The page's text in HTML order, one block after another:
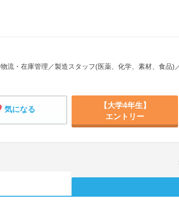
物流・在庫管理 ／製造スタッフ(医薬、化学、素材、食品)
気になる
【大学4年生】
エントリー